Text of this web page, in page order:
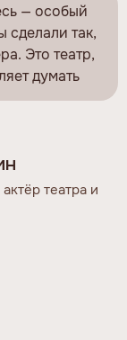
театра и
— особый
сделали так,
Это театр,
думать